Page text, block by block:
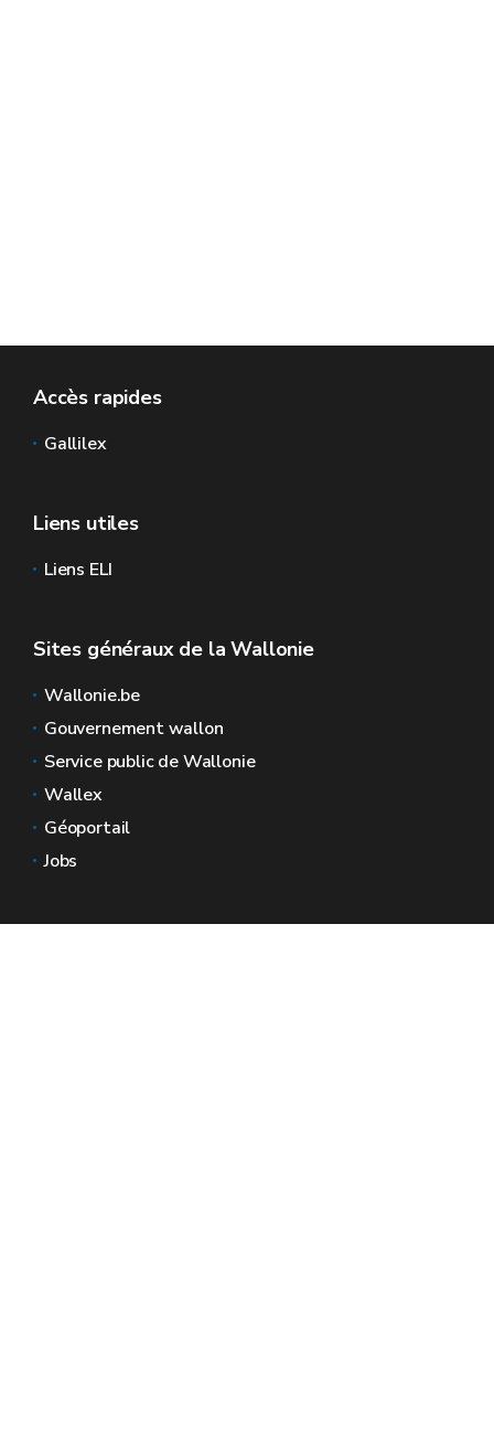
Accès rapides
Gallilex
Liens utiles
Liens ELI
Sites généraux de la Wallonie
Wallonie.be
Gouvernement wallon
Service public de Wallonie
Wallex
Géoportail
Jobs